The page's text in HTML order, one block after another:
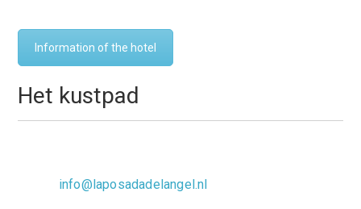
Information of the hotel
Het kustpad
info@laposadadelangel.nl